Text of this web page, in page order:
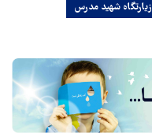
زیارتگاه شهید مدرس